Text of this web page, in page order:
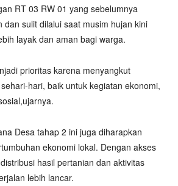
RT 03 RW 01 yang sebelumnya
dan sulit dilalui saat musim hujan kini
layak dan aman bagi warga.
prioritas karena menyangkut
hari, baik untuk kegiatan ekonomi,
Desa tahap 2 ini juga diharapkan
ekonomi lokal. Dengan akses
hasil pertanian dan aktivitas
lebih lancar.